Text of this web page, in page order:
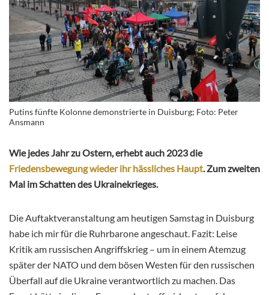
Putins fünfte Kolonne demonstrierte in Duisburg; Foto: Peter
Ansmann
Wie jedes Jahr zu Ostern, erhebt auch 2023 die
Friedensbewegung wieder ihr hässliches Haupt. Zum zweiten
Mal im Schatten des Ukrainekrieges.
Die Auftaktveranstaltung am heutigen Samstag in Duisburg
habe ich mir für die Ruhrbarone angeschaut. Fazit: Leise
Kritik am russischen Angriffskrieg – um in einem Atemzug
später der NATO und dem bösen Westen für den russischen
Überfall auf die Ukraine verantwortlich zu machen. Das